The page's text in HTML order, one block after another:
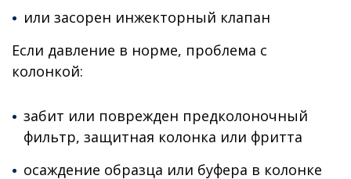
или засорен инжекторный клапан
Если давление в норме, проблема с
колонкой:
забит или поврежден предколоночный
фильтр, защитная колонка или фритта
осаждение образца или буфера в колонке